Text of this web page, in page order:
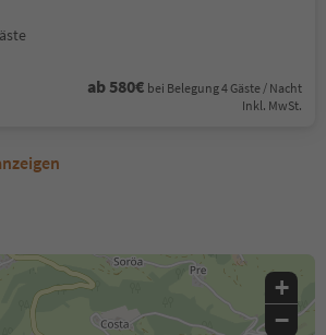
ab 580€ bei Belegung 4 Gäste / Nacht
Inkl. MwSt.
+
−